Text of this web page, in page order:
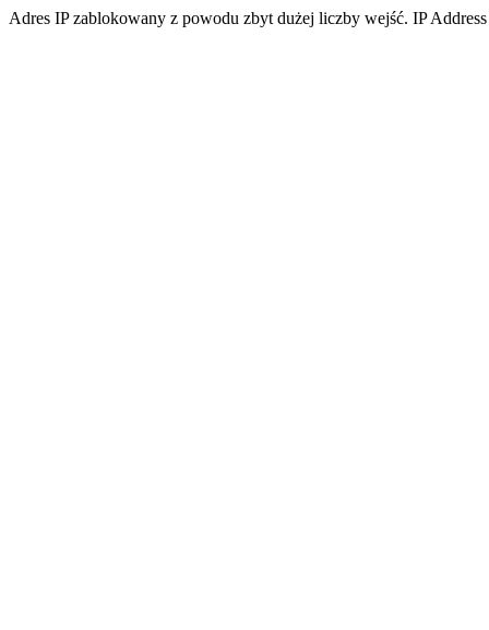
Adres IP zablokowany z powodu zbyt dużej liczby wejść. IP